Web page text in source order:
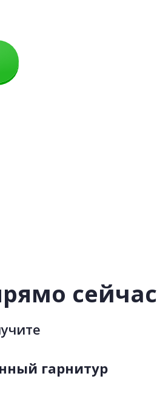
гарнитур